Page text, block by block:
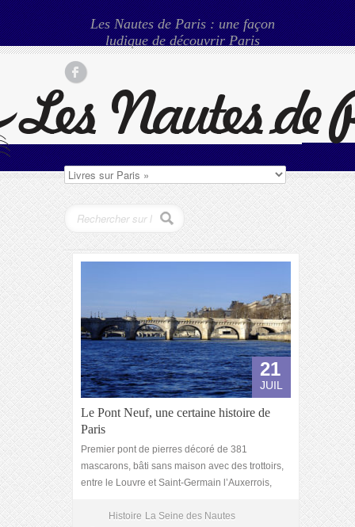
Les Nautes de Paris : une façon
ludique de découvrir Paris
21
JUIL
Le Pont Neuf, une certaine histoire de
Paris
Premier pont de pierres décoré de 381
mascarons, bâti sans maison avec des trottoirs,
entre le Louvre et Saint-Germain l’Auxerrois,
Histoire La Seine des Nautes